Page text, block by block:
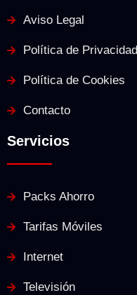
Aviso Legal
Política de Privacidad
Política de Cookies
Contacto
Servicios
Packs Ahorro
Tarifas Móviles
Internet
Televisión